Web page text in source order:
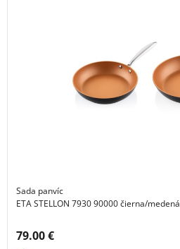
Sada panvíc
ETA STELLON 7930 90000 čierna/medená
Cena s DPH:
79.00 €